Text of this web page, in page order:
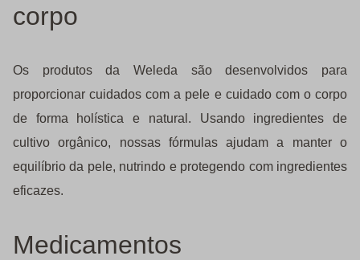
corpo
Os produtos da Weleda são desenvolvidos para
proporcionar cuidados com a pele e cuidado com o corpo
de forma holística e natural. Usando ingredientes de
cultivo orgânico, nossas fórmulas ajudam a manter o
equilíbrio da pele, nutrindo e protegendo com ingredientes
eficazes.
Medicamentos